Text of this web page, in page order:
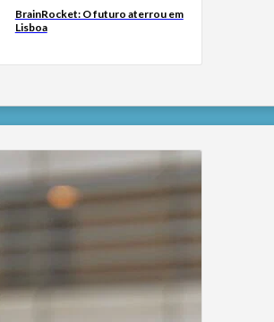
BrainRocket: O futuro aterrou em
Lisboa